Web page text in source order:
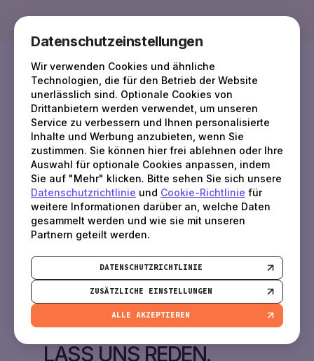
ECHTER TECHNISCHER SUPPORT. WIR WISSEN,
WAS GESCHWINDIGKEIT IST
LASS UNS REDEN.
Datenschutzeinstellungen
Wir verwenden Cookies und ähnliche
Technologien, die für den Betrieb der Website
unerlässlich sind. Optionale Cookies von
Drittanbietern werden verwendet, um unseren
Service zu verbessern und Ihnen personalisierte
Inhalte und Werbung anzubieten, wenn Sie
zustimmen. Sie können hier frei ablehnen oder Ihre
Auswahl für optionale Cookies anpassen, indem
Sie auf "Mehr" klicken. Bitte sehen Sie sich unsere
Datenschutzrichtlinie und Cookie-Richtlinie für
weitere Informationen darüber an, welche Daten
gesammelt werden und wie sie mit unseren
Partnern geteilt werden.
DATENSCHUTZRICHTLINIE
ZUSÄTZLICHE EINSTELLUNGEN
ALLE AKZEPTIEREN